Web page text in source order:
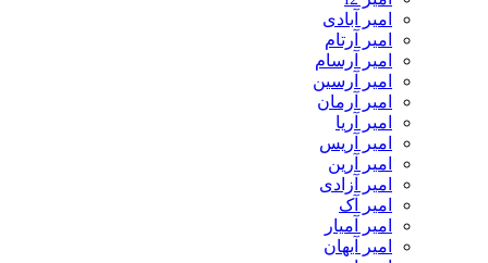
امیر آبادی
امیر آرتام
امیر آرسام
امیر آرسین
امیر آرمان
امیر آریا
امیر آریس
امیر آرین
امیر آزادی
امیر آک
امیر آمیار
امیر آیهان